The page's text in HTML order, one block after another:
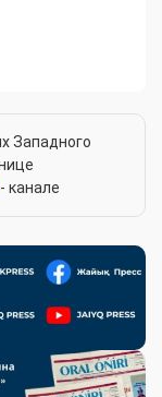
Западного
- канале